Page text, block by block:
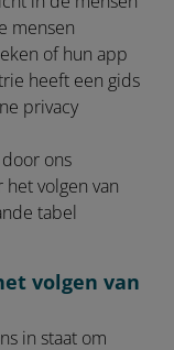
mensen
of hun app
heeft een gids
privacy
door ons
volgen van
tabel
volgen van
in staat om